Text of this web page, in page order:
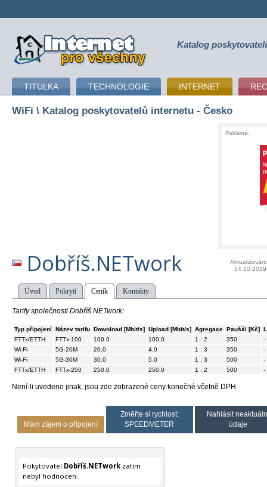
připojení k internetu Katalog
TITULKA TECHNOLOGIE INTERNET
WiFi \ Katalog poskytovatelů internetu - Česko
Reklama:
Dobříš.NETwork
14.10.2019
Úvod Pokrytí Ceník Kontakty
Tarify společnosti Dobříš.NETwork:
Typ připojení Název tarifu Download [Mbit/s] Upload [Mbit/s] Agregace Paušál [Kč]
FTTx/ETTH
FTTx-100 100.0 100.0 1 : 2 350
-
Wi-Fi
5G-20M 20.0 4.0 1 : 3 350
-
Wi-Fi
5G-30M 30.0 5.0 1 : 3 500
-
FTTx/ETTH
FTTx-250 250.0 250.0 1 : 2 500 -
Není-li uvedeno jinak, jsou zde zobrazené ceny konečné včetně DPH.
Mám zájem o připojení
Změřte si rychlost:
SPEEDMETER
Nahlásit
údaje
Pokytovatel Dobříš.NETworkzatím
nebyl hodnocen.